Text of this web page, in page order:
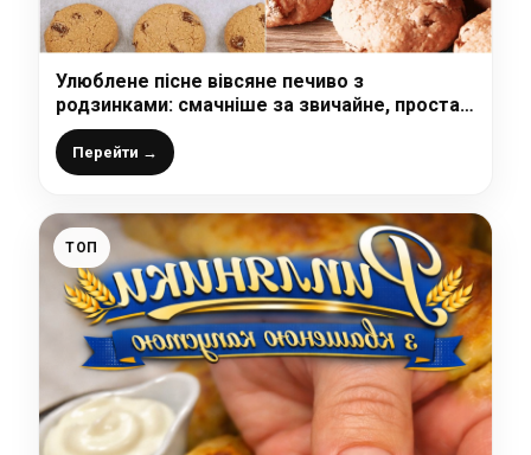
Улюблене пісне вівсяне печиво з
родзинками: смачніше за звичайне, проста,
легка і швидка випічка до чаю
Перейти →
ТОП